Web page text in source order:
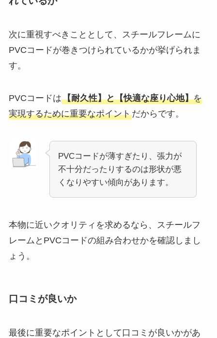
次に重視すべきこととして、スチールフレームに
PVCコードが巻きつけられているかが挙げられま
す。
PVCコードは【耐久性】と【快適な座り心地】を
実現するために重要なポイントだからです。
PVCコードが薄すぎたり、張力が
不十分だったりするのは形状が悪
くなりやすい傾向があります。
本物に近いクオリティを求めるなら、スチールフ
レームとPVCコードの組み合わせかを確認しまし
ょう。
口コミが良いか
最後に重要なポイントとして口コミが良いかがあ